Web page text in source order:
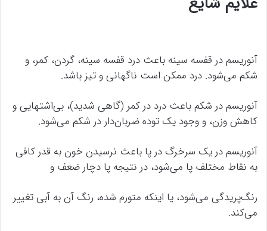
آنوریسم در قفسه سینه باعث درد قفسه سینه، گردن، کمر، و
شکم می‌شود. درد ممکن است ناگهانی و تیز باشد.
آنوریسم در شکم باعث درد در کمر (گاهی شدید)، بی‌اشتهایی و
کاهش وزن، و وجود یک توده ضربان‌دار در شکم می‌شود.
آنوریسم در یک سرخرگ در پا باعث نرسیدن خون به قدر کافی
به نقاط مختلف پا می‌شود، در نتیجه پا دچار ضعف و
رنگ‌پریدگی می‌شود، یا اینکه متورم شده، رنگ آن به آبی تغییر
می‌کند.